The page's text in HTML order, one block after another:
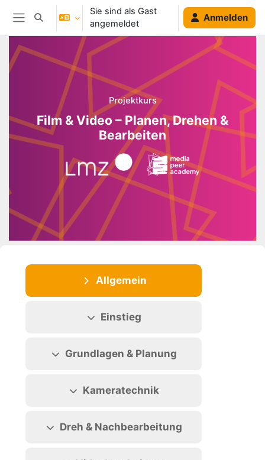
Zum Hauptinhalt
Website-Übersicht
Sucheingabe umschalten
Sie sind als Gast
angemeldet
Anmelden
Blöcke
Projektkurs
Film & Video – Planen, Drehen &
Bearbeiten
Abschnittsübersicht
Allgemein
Einstieg
Grundlagen & Planung
Kameratechnik
Dreh & Nachbearbeitung